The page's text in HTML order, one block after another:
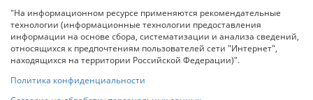
"На информационном ресурсе применяются рекомендательные
технологии (информационные технологии предоставления
информации на основе сбора, систематизации и анализа сведений,
относящихся к предпочтениям пользователей сети "Интернет",
находящихся на территории Российской Федерации)".
Политика конфиденциальности